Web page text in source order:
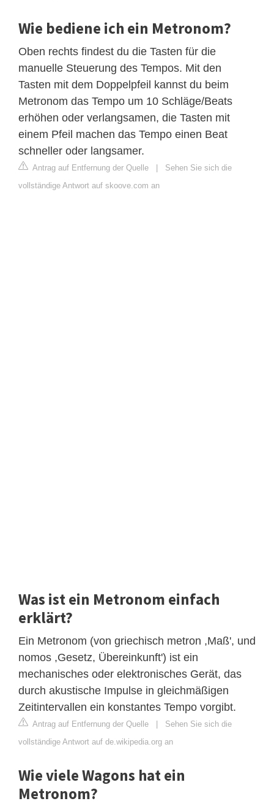
Wie bediene ich ein Metronom?
Oben rechts findest du die Tasten für die
manuelle Steuerung des Tempos. Mit den
Tasten mit dem Doppelpfeil kannst du beim
Metronom das Tempo um 10 Schläge/Beats
erhöhen oder verlangsamen, die Tasten mit
einem Pfeil machen das Tempo einen Beat
schneller oder langsamer.
Antrag auf Entfernung der Quelle | Sehen Sie sich die
vollständige Antwort auf skoove.com an
Was ist ein Metronom einfach
erklärt?
Ein Metronom (von griechisch metron ,Maß', und
nomos ,Gesetz, Übereinkunft') ist ein
mechanisches oder elektronisches Gerät, das
durch akustische Impulse in gleichmäßigen
Zeitintervallen ein konstantes Tempo vorgibt.
Antrag auf Entfernung der Quelle | Sehen Sie sich die
vollständige Antwort auf de.wikipedia.org an
Wie viele Wagons hat ein
Metronom?